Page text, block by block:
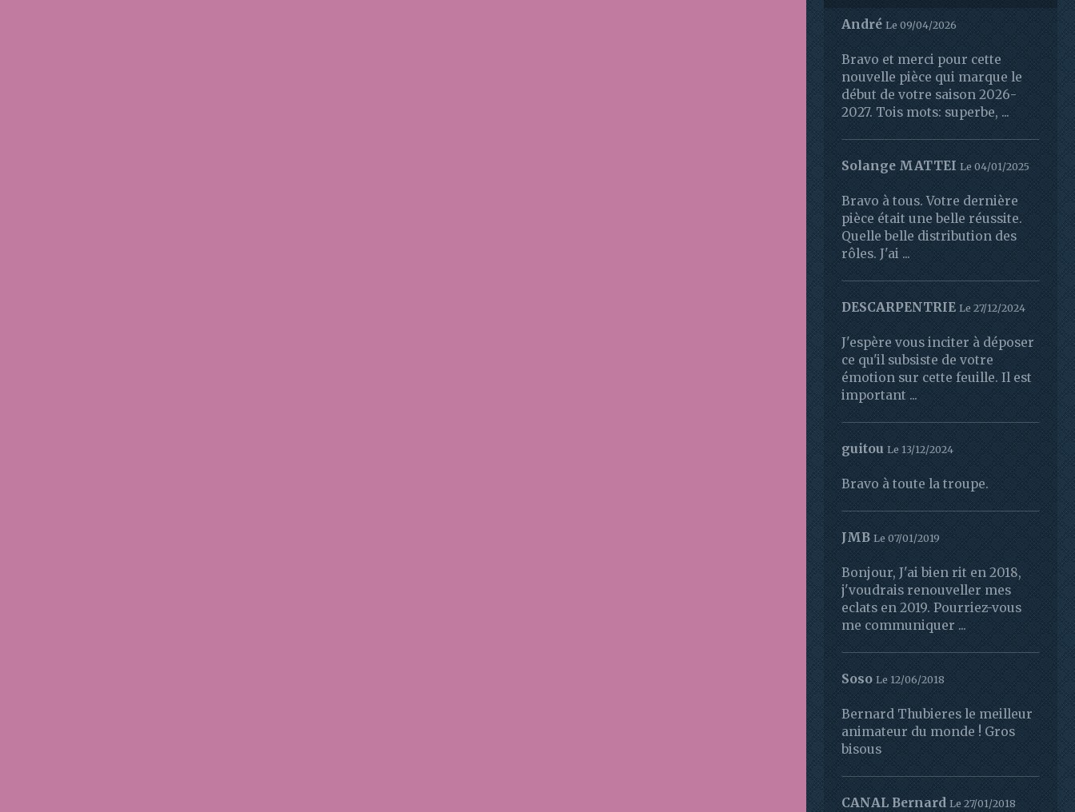
André Le 09/04/2026
Bravo et merci pour cette
nouvelle pièce qui marque le
début de votre saison 2026-
2027. Tois mots: superbe, ...
Solange MATTEI Le 04/01/2025
Bravo à tous. Votre dernière
pièce était une belle réussite.
Quelle belle distribution des
rôles. J'ai ...
DESCARPENTRIE Le 27/12/2024
J'espère vous inciter à déposer
ce qu'il subsiste de votre
émotion sur cette feuille. Il est
important ...
guitou Le 13/12/2024
Bravo à toute la troupe.
JMB Le 07/01/2019
Bonjour, J'ai bien rit en 2018,
j'voudrais renouveller mes
eclats en 2019. Pourriez-vous
me communiquer ...
Soso Le 12/06/2018
Bernard Thubieres le meilleur
animateur du monde ! Gros
bisous
CANAL Bernard Le 27/01/2018